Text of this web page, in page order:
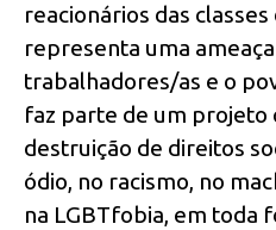
reacionários das
representa uma
trabalhadores/as e o
faz parte de um projeto
destruição de direitos
ódio, no racismo, no
na LGBTfobia, em toda